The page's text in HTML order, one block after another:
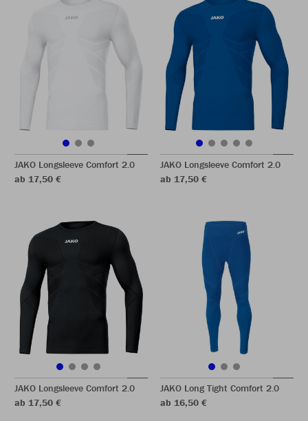
JAKO Longsleeve Comfort 2.0
ab 17,50 €
JAKO Longsleeve Comfort 2.0
ab 17,50 €
JAKO Longsleeve Comfort 2.0
ab 17,50 €
JAKO Long Tight Comfort 2.0
ab 16,50 €